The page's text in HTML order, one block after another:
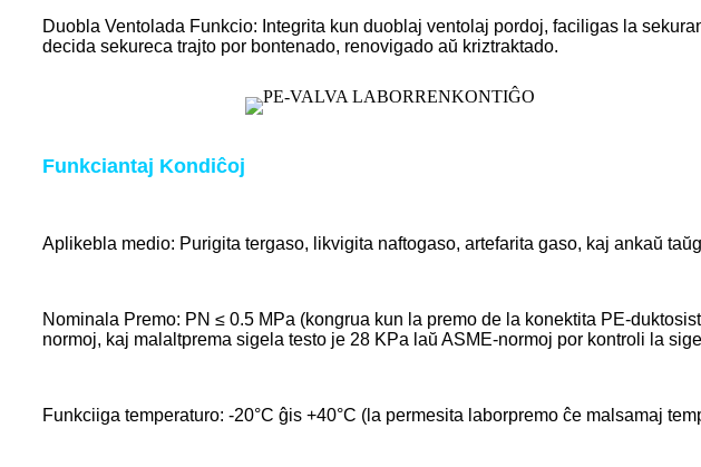
Duobla Ventolada Funkcio: Integrita kun duoblaj ventolaj pordoj, faciligas la
decida sekureca trajto por bontenado, renovigado aŭ kriztraktado.
Funkciantaj Kondiĉoj
Aplikebla medio: Purigita tergaso, likvigita naftogaso, artefarita gaso, kaj ankaŭ
Nominala Premo: PN ≤ 0.5 MPa (kongrua kun la premo de la konektita PE-
normoj, kaj malaltprema sigela testo je 28 KPa laŭ ASME-normoj por kontroli la
Funkciiga temperaturo: -20°C ĝis +40°C (la permesita laborpremo ĉe malsamaj